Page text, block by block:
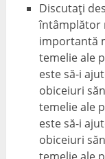
Discutați
întâmplător
importantă
temelie ale
este să-i
obiceiuri
temelie ale
este să-i
obiceiuri